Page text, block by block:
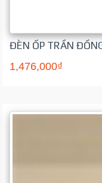
ĐÈN ỐP TRẦN
1,476,000₫